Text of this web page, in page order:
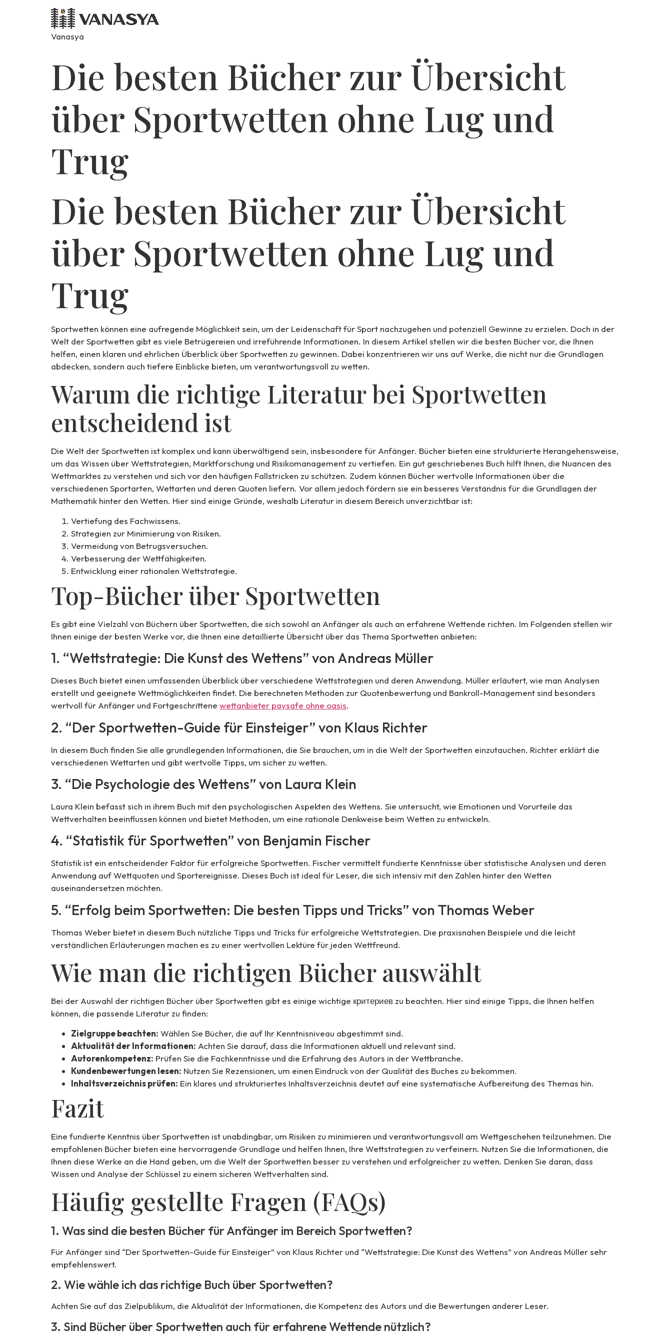
Vanasya
Die besten Bücher zur Übersicht
über Sportwetten ohne Lug und
Trug
Die besten Bücher zur Übersicht
über Sportwetten ohne Lug und
Trug
Sportwetten können eine aufregende Möglichkeit sein, um der Leidenschaft für Sport nachzugehen und potenziell Gewinne zu erzielen. Doch in der
Welt der Sportwetten gibt es viele Betrügereien und irreführende Informationen. In diesem Artikel stellen wir die besten Bücher vor, die Ihnen
helfen, einen klaren und ehrlichen Überblick über Sportwetten zu gewinnen. Dabei konzentrieren wir uns auf Werke, die nicht nur die Grundlagen
abdecken, sondern auch tiefere Einblicke bieten, um verantwortungsvoll zu wetten.
Warum die richtige Literatur bei Sportwetten
entscheidend ist
Die Welt der Sportwetten ist komplex und kann überwältigend sein, insbesondere für Anfänger. Bücher bieten eine strukturierte Herangehensweise,
um das Wissen über Wettstrategien, Marktforschung und Risikomanagement zu vertiefen. Ein gut geschriebenes Buch hilft Ihnen, die Nuancen des
Wettmarktes zu verstehen und sich vor den häufigen Fallstricken zu schützen. Zudem können Bücher wertvolle Informationen über die
verschiedenen Sportarten, Wettarten und deren Quoten liefern. Vor allem jedoch fördern sie ein besseres Verständnis für die Grundlagen der
Mathematik hinter den Wetten. Hier sind einige Gründe, weshalb Literatur in diesem Bereich unverzichtbar ist:
Vertiefung des Fachwissens.
Strategien zur Minimierung von Risiken.
Vermeidung von Betrugsversuchen.
Verbesserung der Wettfähigkeiten.
Entwicklung einer rationalen Wettstrategie.
Top-Bücher über Sportwetten
Es gibt eine Vielzahl von Büchern über Sportwetten, die sich sowohl an Anfänger als auch an erfahrene Wettende richten. Im Folgenden stellen wir
Ihnen einige der besten Werke vor, die Ihnen eine detaillierte Übersicht über das Thema Sportwetten anbieten:
1. “Wettstrategie: Die Kunst des Wettens” von Andreas Müller
Dieses Buch bietet einen umfassenden Überblick über verschiedene Wettstrategien und deren Anwendung. Müller erläutert, wie man Analysen
erstellt und geeignete Wettmöglichkeiten findet. Die berechneten Methoden zur Quotenbewertung und Bankroll-Management sind besonders
wertvoll für Anfänger und Fortgeschrittene wettanbieter paysafe ohne oasis.
2. “Der Sportwetten-Guide für Einsteiger” von Klaus Richter
In diesem Buch finden Sie alle grundlegenden Informationen, die Sie brauchen, um in die Welt der Sportwetten einzutauchen. Richter erklärt die
verschiedenen Wettarten und gibt wertvolle Tipps, um sicher zu wetten.
3. “Die Psychologie des Wettens” von Laura Klein
Laura Klein befasst sich in ihrem Buch mit den psychologischen Aspekten des Wettens. Sie untersucht, wie Emotionen und Vorurteile das
Wettverhalten beeinflussen können und bietet Methoden, um eine rationale Denkweise beim Wetten zu entwickeln.
4. “Statistik für Sportwetten” von Benjamin Fischer
Statistik ist ein entscheidender Faktor für erfolgreiche Sportwetten. Fischer vermittelt fundierte Kenntnisse über statistische Analysen und deren
Anwendung auf Wettquoten und Sportereignisse. Dieses Buch ist ideal für Leser, die sich intensiv mit den Zahlen hinter den Wetten
auseinandersetzen möchten.
5. “Erfolg beim Sportwetten: Die besten Tipps und Tricks” von Thomas Weber
Thomas Weber bietet in diesem Buch nützliche Tipps und Tricks für erfolgreiche Wettstrategien. Die praxisnahen Beispiele und die leicht
verständlichen Erläuterungen machen es zu einer wertvollen Lektüre für jeden Wettfreund.
Wie man die richtigen Bücher auswählt
Bei der Auswahl der richtigen Bücher über Sportwetten gibt es einige wichtige критериев zu beachten. Hier sind einige Tipps, die Ihnen helfen
können, die passende Literatur zu finden:
Zielgruppe beachten: Wählen Sie Bücher, die auf Ihr Kenntnisniveau abgestimmt sind.
Aktualität der Informationen: Achten Sie darauf, dass die Informationen aktuell und relevant sind.
Autorenkompetenz: Prüfen Sie die Fachkenntnisse und die Erfahrung des Autors in der Wettbranche.
Kundenbewertungen lesen: Nutzen Sie Rezensionen, um einen Eindruck von der Qualität des Buches zu bekommen.
Inhaltsverzeichnis prüfen: Ein klares und strukturiertes Inhaltsverzeichnis deutet auf eine systematische Aufbereitung des Themas hin.
Fazit
Eine fundierte Kenntnis über Sportwetten ist unabdingbar, um Risiken zu minimieren und verantwortungsvoll am Wettgeschehen teilzunehmen. Die
empfohlenen Bücher bieten eine hervorragende Grundlage und helfen Ihnen, Ihre Wettstrategien zu verfeinern. Nutzen Sie die Informationen, die
Ihnen diese Werke an die Hand geben, um die Welt der Sportwetten besser zu verstehen und erfolgreicher zu wetten. Denken Sie daran, dass
Wissen und Analyse der Schlüssel zu einem sicheren Wettverhalten sind.
Häufig gestellte Fragen (FAQs)
1. Was sind die besten Bücher für Anfänger im Bereich Sportwetten?
Für Anfänger sind “Der Sportwetten-Guide für Einsteiger” von Klaus Richter und “Wettstrategie: Die Kunst des Wettens” von Andreas Müller sehr
empfehlenswert.
2. Wie wähle ich das richtige Buch über Sportwetten?
Achten Sie auf das Zielpublikum, die Aktualität der Informationen, die Kompetenz des Autors und die Bewertungen anderer Leser.
3. Sind Bücher über Sportwetten auch für erfahrene Wettende nützlich?